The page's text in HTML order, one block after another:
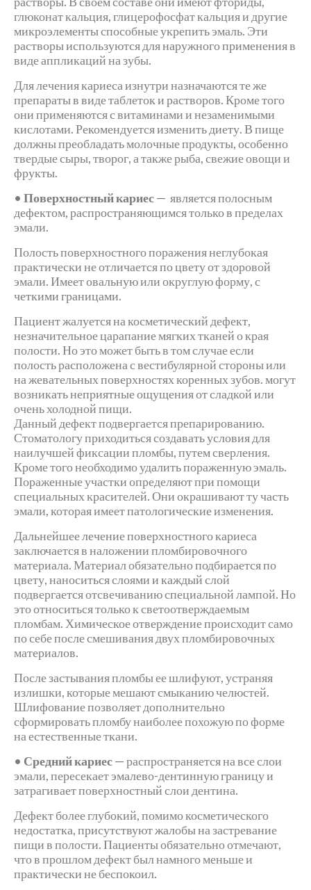
глюконат кальция, глицерофосфат кальция и другие
микроэлементы способные укрепить эмаль. Эти
растворы используются для наружного применения в
виде аппликаций на зубы.
Для лечения кариеса изнутри назначаются те же
препараты в виде таблеток и растворов. Кроме того
они применяются с витаминами и незаменимыми
кислотами. Рекомендуется изменить диету. В пище
должны преобладать молочные продукты, особенно
твердые сыры, творог, а также рыба, свежие овощи и
фрукты.
• Поверхностный кариес— является полосным
дефектом, распространяющимся только в пределах
эмали.
Полость поверхностного поражения неглубокая
практически не отличается по цвету от здоровой
эмали. Имеет овальную или округлую форму, с
четкими границами.
Пациент жалуется на косметический дефект,
незначительное царапание мягких тканей о края
полости. Но это может быть в том случае если
полость расположена с вестибулярной стороны или
на жевательных поверхностях коренных зубов. могут
возникать неприятные ощущения от сладкой или
очень холодной пищи.
Данный дефект подвергается препарированию.
Стоматологу приходиться создавать условия для
наилучшей фиксации пломбы, путем сверления.
Кроме того необходимо удалить пораженную эмаль.
Пораженные участки определяют при помощи
специальных красителей. Они окрашивают ту часть
эмали, которая имеет патологические изменения.
Дальнейшее лечение поверхностного кариеса
заключается в наложении пломбировочного
материала. Материал обязательно подбирается по
цвету, наноситься слоями и каждый слой
подвергается отсвечиванию специальной лампой. Но
это относиться только к светоотверждаемым
пломбам. Химическое отверждение происходит само
по себе после смешивания двух пломбировочных
материалов.
После застывания пломбы ее шлифуют, устраняя
излишки, которые мешают смыканию челюстей.
Шлифование позволяет дополнительно
сформировать пломбу наиболее похожую по форме
на естественные ткани.
• Средний кариес— распространяется на все слои
эмали, пересекает эмалево-дентинную границу и
затрагивает поверхностный слои дентина.
Дефект более глубокий, помимо косметического
недостатка, присутствуют жалобы на застревание
пищи в полости. Пациенты обязательно отмечают,
что в прошлом дефект был намного меньше и
практически не беспокоил.